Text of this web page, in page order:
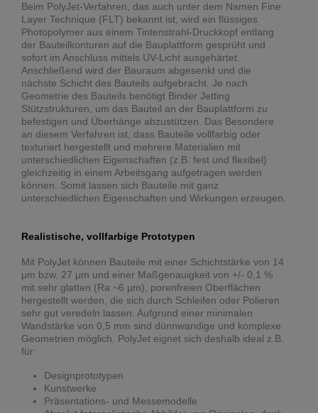
Beim PolyJet-Verfahren, das auch unter dem Namen Fine
Layer Technique (FLT) bekannt ist, wird ein flüssiges
Photopolymer aus einem Tintenstrahl-Druckkopf entlang
der Bauteilkonturen auf die Bauplattform gesprüht und
sofort im Anschluss mittels UV-Licht ausgehärtet.
Anschließend wird der Bauraum abgesenkt und die
nächste Schicht des Bauteils aufgebracht. Je nach
Geometrie des Bauteils benötigt Binder Jetting
Stützstrukturen, um das Bauteil an der Bauplattform zu
befestigen und Überhänge abzustützen. Das Besondere
an diesem Verfahren ist, dass Bauteile vollfarbig oder
texturiert hergestellt und mehrere Materialien mit
unterschiedlichen Eigenschaften (z.B. fest und flexibel)
gleichzeitig in einem Arbeitsgang aufgetragen werden
können. Somit lassen sich Bauteile mit ganz
unterschiedlichen Eigenschaften und Wirkungen erzeugen.
Realistische, vollfarbige Prototypen
Mit PolyJet können Bauteile mit einer Schichtstärke von 14
μm bzw. 27 μm und einer Maßgenauigkeit von +/- 0,1 %
mit sehr glatten (Ra ~6 μm), porenfreien Oberflächen
hergestellt werden, die sich durch Schleifen oder Polieren
sehr gut veredeln lassen. Aufgrund einer minimalen
Wandstärke von 0,5 mm sind dünnwandige und komplexe
Geometrien möglich. PolyJet eignet sich deshalb ideal z.B.
für:
Designprototypen
Kunstwerke
Präsentations- und Messemodelle